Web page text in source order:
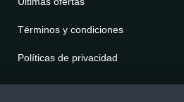
Términos y condiciones
Políticas de privacidad